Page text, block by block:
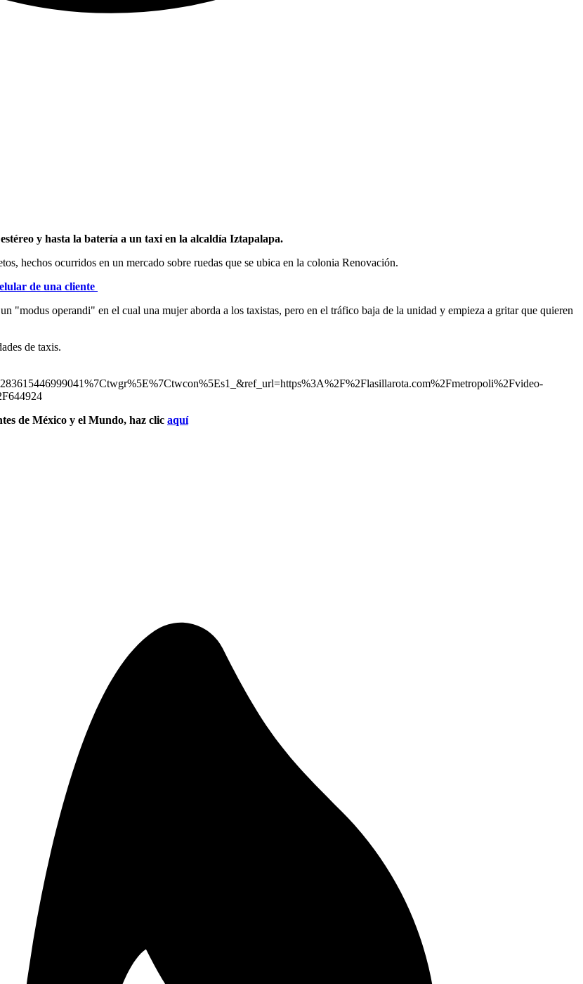
y hasta la batería a un taxi en la alcaldía Iztapalapa.
hechos ocurridos en un mercado sobre ruedas que se ubica en la colonia Renovación.
de una cliente
"modus operandi" en el cual una mujer aborda a los taxistas, pero en el tráfico baja de la unidad y empieza a gritar que quieren
de taxis.
de México y el Mundo, haz clic aquí